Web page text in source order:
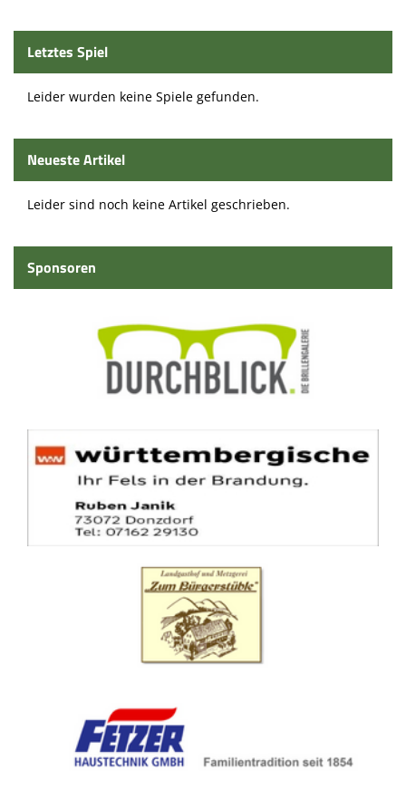
Trainingszeiten
Spielstätten
Kontaktformular
Letztes Spiel
Leider wurden keine Spiele gefunden.
Neueste Artikel
Leider sind noch keine Artikel geschrieben.
Sponsoren